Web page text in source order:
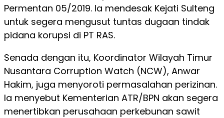
Permentan 05/2019. Ia mendesak Kejati Sulteng
untuk segera mengusut tuntas dugaan tindak
pidana korupsi di PT RAS.
Senada dengan itu, Koordinator Wilayah Timur
Nusantara Corruption Watch (NCW), Anwar
Hakim, juga menyoroti permasalahan perizinan.
Ia menyebut Kementerian ATR/BPN akan segera
menertibkan perusahaan perkebunan sawit